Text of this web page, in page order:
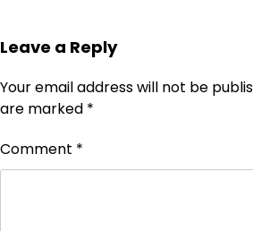
Leave a Reply
Your email address will not be
are marked *
Comment *